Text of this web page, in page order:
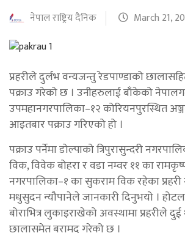
नेपाल राष्ट्रिय दैनिक March 21,
प्रहरीले दुर्लभ वन्यजन्तु रेडपाण्डाको
पक्राउ गरेको छ । उनीहरुलाई बाँकेको
उपमहानगरपालिका–१२ कोरियनपुरस्थित
आइतबार पक्राउ गरिएको हो ।
पक्राउ पर्नेमा डोल्पाको त्रिपुरासुन्दरी
विक, विवेक बोहरा र वडा नम्वर ११ का
नगरपालिका–१ का सुकराम विक रहेका
मधुसुदन न्यौपानेले जानकारी दिनुभयो ।
बोराभित्र लुकाइराखेको अवस्थामा प्रहरीले
छालासमेत बरामद गरेको छ ।